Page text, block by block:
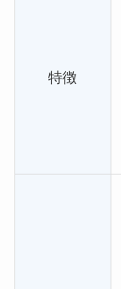
特徴